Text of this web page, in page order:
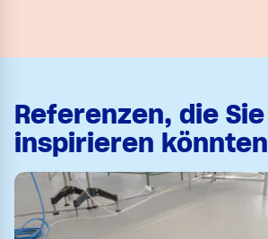
Referenzen, die Sie
inspirieren könnten